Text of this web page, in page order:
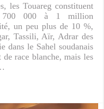
les Touareg constituent
700 000 à 1 million
un peu plus de 10 %,
Tassili, Aïr, Adrar des
dans le Sahel soudanais
race blanche, mais les